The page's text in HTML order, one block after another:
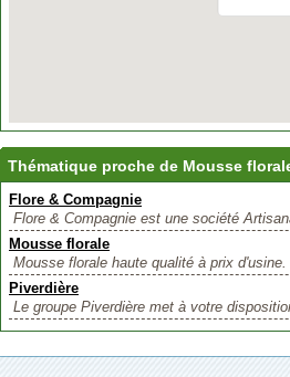
Thématique proche de Mousse
Flore & Compagnie
Flore & Compagnie est une société
Mousse florale
Mousse florale haute qualité à prix
Piverdière
Le groupe Piverdière met à votre